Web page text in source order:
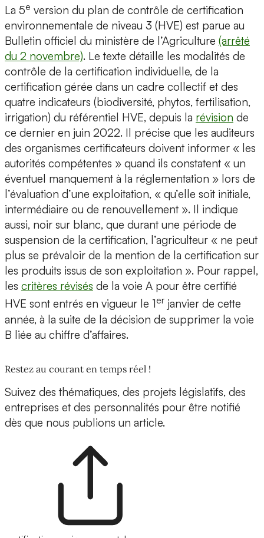
La 5e version du plan de contrôle de certification
environnementale de niveau 3 (HVE) est parue au
Bulletin officiel du ministère de l’Agriculture (arrêté
du 2 novembre). Le texte détaille les modalités de
contrôle de la certification individuelle, de la
certification gérée dans un cadre collectif et des
quatre indicateurs (biodiversité, phytos, fertilisation,
irrigation) du référentiel HVE, depuis la révision de
ce dernier en juin 2022. Il précise que les auditeurs
des organismes certificateurs doivent informer « les
autorités compétentes » quand ils constatent « un
éventuel manquement à la réglementation » lors de
l’évaluation d’une exploitation, « qu’elle soit initiale,
intermédiaire ou de renouvellement ». Il indique
aussi, noir sur blanc, que durant une période de
suspension de la certification, l’agriculteur « ne peut
plus se prévaloir de la mention de la certification sur
les produits issus de son exploitation ». Pour rappel,
les critères révisés de la voie A pour être certifié
HVE sont entrés en vigueur le 1er janvier de cette
année, à la suite de la décision de supprimer la voie
B liée au chiffre d’affaires.
Restez au courant en temps réel !
Suivez des thématiques, des projets législatifs, des
entreprises et des personnalités pour être notifié
dès que nous publions un article.